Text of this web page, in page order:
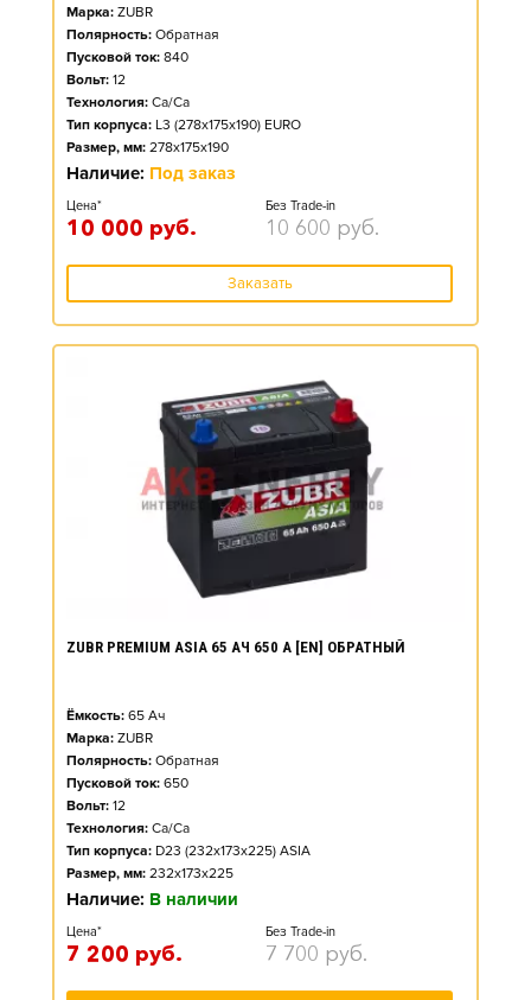
Марка: ZUBR
Полярность: Обратная
Пусковой ток: 840
Вольт: 12
Технология: Ca/Ca
Тип корпуса: L3 (278x175x190) EURO
Размер, мм: 278x175x190
Наличие: Под заказ
Цена*
10 000 руб.
Без Trade-in
10 600 руб.
Заказать
ZUBR PREMIUM ASIA 65 АЧ 650 А [EN] ОБРАТНЫЙ
Ёмкость: 65 Ач
Марка: ZUBR
Полярность: Обратная
Пусковой ток: 650
Вольт: 12
Технология: Ca/Ca
Тип корпуса: D23 (232x173x225) ASIA
Размер, мм: 232x173x225
Наличие: В наличии
Цена*
7 200 руб.
Без Trade-in
7 700 руб.